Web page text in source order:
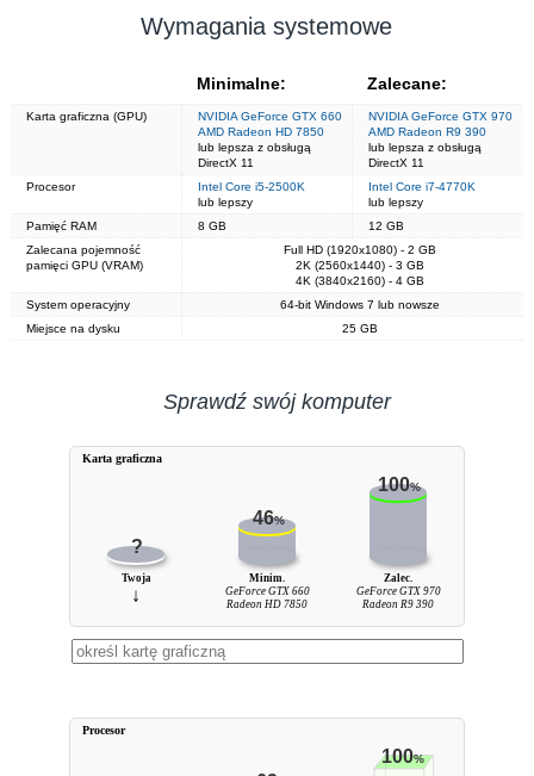
Wymagania systemowe
Minimalne: Zalecane:
Karta graficzna (GPU)
NVIDIA GeForce GTX 660
AMD Radeon HD 7850
lub lepsza z obsługą
DirectX 11
NVIDIA GeForce GTX 970
AMD Radeon R9 390
lub lepsza z obsługą
DirectX 11
Procesor
Intel Core i5-2500K
lub lepszy
Intel Core i7-4770K
lub lepszy
Pamięć RAM
8 GB
12 GB
Zalecana pojemność
pamięci GPU (VRAM)
Full HD (1920x1080) - 2 GB
2K (2560x1440) - 3 GB
4K (3840x2160) - 4 GB
System operacyjny
64-bit Windows 7 lub nowsze
Miejsce na dysku
25 GB
Sprawdź swój komputer
?
46%
100%
Twoja
↓
Minim.
GeForce GTX 660
Radeon HD 7850
Zalec.
GeForce GTX 970
Radeon R9 390
Karta graficzna
100%
Procesor